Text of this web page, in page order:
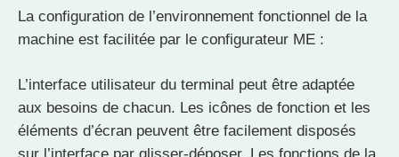
La configuration de l’environnement fonctionnel de la
machine est facilitée par le configurateur ME :
L’interface utilisateur du terminal peut être adaptée
aux besoins de chacun. Les icônes de fonction et les
éléments d’écran peuvent être facilement disposés